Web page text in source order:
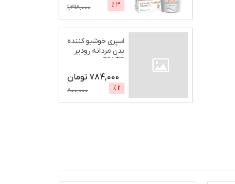
3
%
1,298,000
اسپری خوشبو کننده
بدن مردانه رودیر
SILVER
784,000 تومان
2
%
800,000